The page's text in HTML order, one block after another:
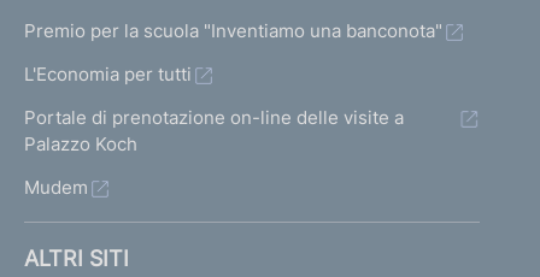
Premio per la scuola "Inventiamo una banconota"
L'Economia per tutti
Portale di prenotazione on-line delle visite a
Palazzo Koch
Mudem
ALTRI SITI